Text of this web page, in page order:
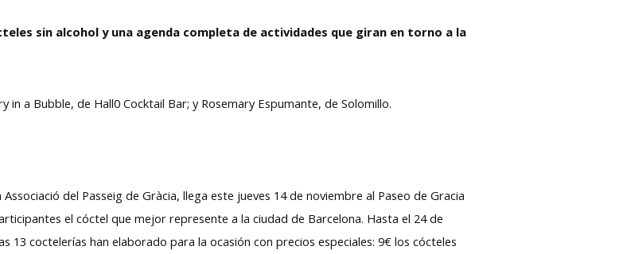
sin alcohol y una agenda completa de actividades que giran en torno a la
in a Bubble, de Hall0 Cocktail Bar; y Rosemary Espumante, de Solomillo.
del Passeig de Gràcia, llega este jueves 14 de noviembre al Paseo de Gracia
el cóctel que mejor represente a la ciudad de Barcelona. Hasta el 24 de
coctelerías han elaborado para la ocasión con precios especiales: 9€ los cócteles